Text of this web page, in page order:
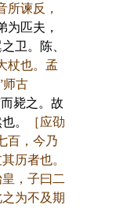
所谏反，
为匹夫，
卫。陈、
杖也。孟
师古
毙之。故
。
［应劭
百，今乃
历者也。
，子曰二
为不及期